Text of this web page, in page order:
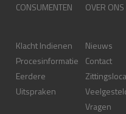
CONSUMENTEN
Klacht Indienen
Procesinformatie
Eerdere
Uitspraken
OVER ONS
Nieuws
Contact
Vragen